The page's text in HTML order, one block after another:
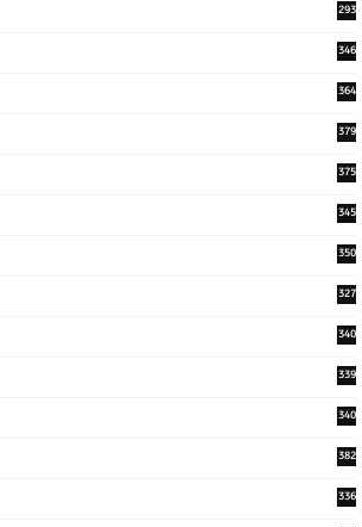
293
346
364
379
375
345
350
327
340
339
340
382
336